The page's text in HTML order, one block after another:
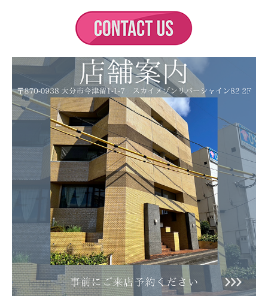
★サイズについて★
手首周り15.5～16.5cmの手首周りの方に適しています。
サイズダウン・サイズアップご希望の際は手首サイズをお知らせください。
但しサイズアップの場合、追加料金がかかります。